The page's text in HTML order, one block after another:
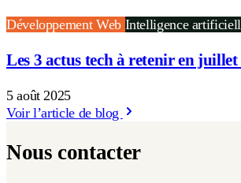
Développement Web Intelligence
Les 3 actus tech à retenir en juillet
5 août 2025
Voir l’article de blog
Nous contacter